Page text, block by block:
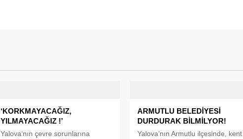
‘KORKMAYACAĞIZ,
YILMAYACAĞIZ !’
Yalova‘nın çevre sorunlarına
ARMUTLU BELEDİYESİ
DURDURAK BİLMİLYOR!
Yalova’nın Armutlu ilçesinde, kent